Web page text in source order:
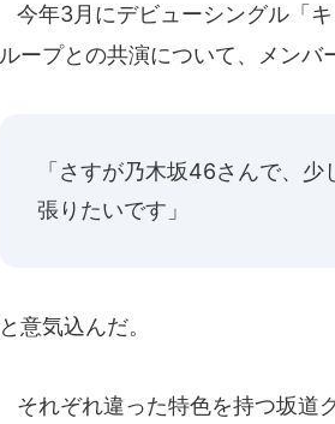
今年3月にデビューシングル「
ループとの共演について、メンバ
「さすが乃木坂46さんで、
張りたいです」
と意気込んだ。
それぞれ違った特色を持つ坂道